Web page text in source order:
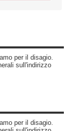
per il disagio.
sull'indirizzo
per il disagio.